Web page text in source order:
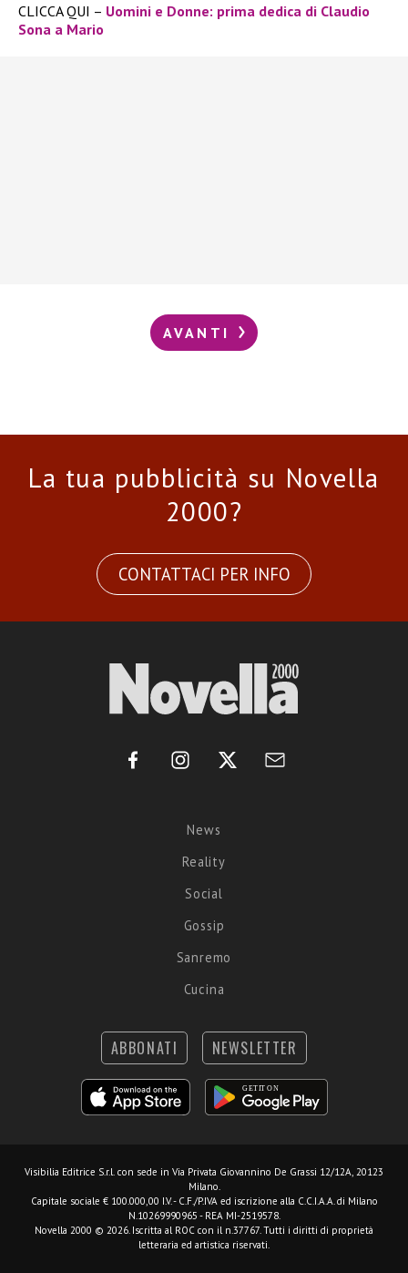
CLICCA QUI – Uomini e Donne: prima dedica di Claudio
Sona a Mario
AVANTI
La tua pubblicità su Novella
2000?
CONTATTACI PER INFO
News
Reality
Social
Gossip
Sanremo
Cucina
ABBONATI NEWSLETTER
Visibilia Editrice S.r.l. con sede in Via Privata Giovannino De Grassi 12/12A, 20123
Milano.
Capitale sociale € 100.000,00 I.V. - C.F./P.IVA ed iscrizione alla C.C.I.A.A. di Milano
N.10269990965 - REA MI-2519578.
Novella 2000 © 2026. Iscritta al ROC con il n.37767. Tutti i diritti di proprietà
letteraria ed artistica riservati.